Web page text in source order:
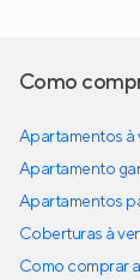
Como
Apartamentos à
Apartamento
Apartamentos
Coberturas à
Como comprar